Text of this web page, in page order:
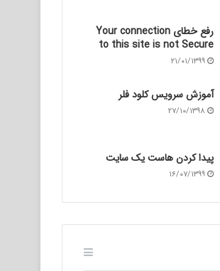
رفع خطای Your connection
to this site is not Secure
۲۱/۰۱/۱۳۹۹
آموزش سرویس کلود فلر
۲۷/۱۰/۱۳۹۸
پیدا کردن هاست یک سایت
۱۶/۰۷/۱۳۹۹